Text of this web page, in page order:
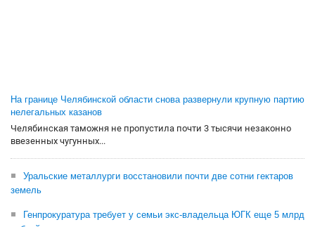
На границе Челябинской области снова развернули крупную партию
нелегальных казанов
Челябинская таможня не пропустила почти 3 тысячи незаконно
ввезенных чугунных...
Уральские металлурги восстановили почти две сотни гектаров
земель
Генпрокуратура требует у семьи экс-владельца ЮГК еще 5 млрд